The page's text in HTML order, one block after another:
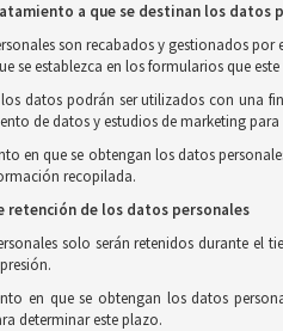
a que se destinan los datos
son recabados y gestionados
se establezca en los formularios que
datos podrán ser utilizados con una
de datos y estudios de marketing
en que se obtengan los datos
recopilada.
retención de los datos personales
solo serán retenidos durante el
en que se obtengan los datos
determinar este plazo.